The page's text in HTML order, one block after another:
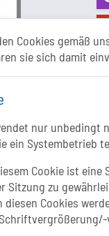
Cookies gemäß
sie sich damit
nur
ein Systembetrieb
Cookie ist eine
Sitzung zu
diesen Cookies